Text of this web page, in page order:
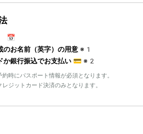
📅
のお名前（英字）の用意 ※1
か銀行振込でお支払い 💳 ※2
にパスポート情報が必須となります。
ットカード決済のみとなります。